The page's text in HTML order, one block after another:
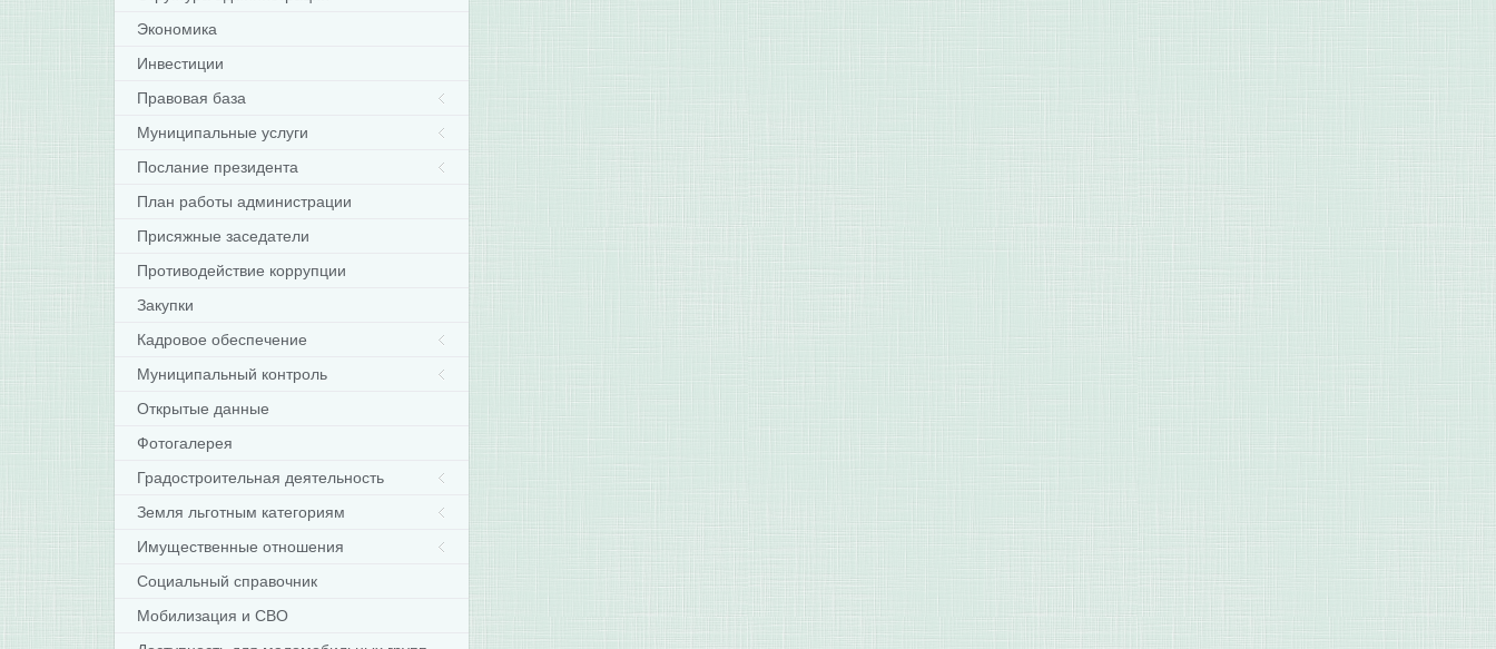
Экономика
Инвестиции
Правовая база
Муниципальные услуги
Послание президента
План работы администрации
Присяжные заседатели
Противодействие коррупции
Закупки
Кадровое обеспечение
Муниципальный контроль
Открытые данные
Фотогалерея
Градостроительная деятельность
Земля льготным категориям
Имущественные отношения
Социальный справочник
Мобилизация и СВО